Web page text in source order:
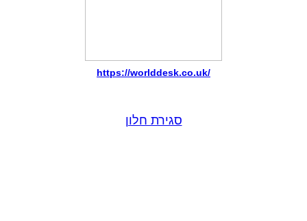
https://worlddesk.co.uk/
סגירת חלון